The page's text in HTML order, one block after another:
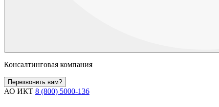
Консалтинговая компания
Перезвонить вам?
АО ИКТ 8 (800) 5000-136